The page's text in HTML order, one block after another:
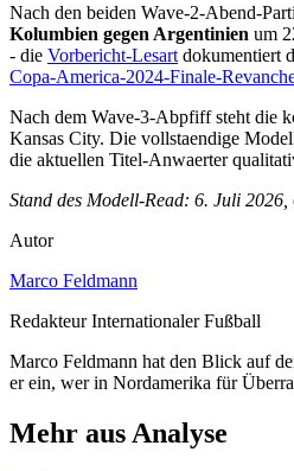
Nach den beiden Wave-2-Abend-
Kolumbien gegen Argentinien um
- die Vorbericht-Lesart dokumentiert
Copa-America-2024-Finale-
Nach dem Wave-3-Abpfiff steht die
Kansas City. Die vollstaendige
die aktuellen Titel-Anwaerter
Stand des Modell-Read: 6. Juli
Autor
Marco Feldmann
Redakteur Internationaler Fußball
Marco Feldmann hat den Blick auf
er ein, wer in Nordamerika für
Mehr aus Analyse